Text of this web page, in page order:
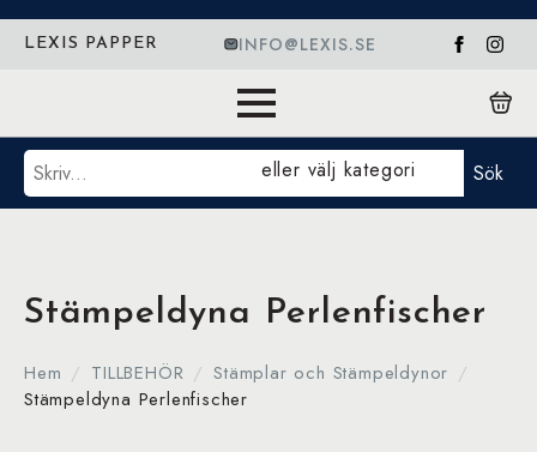
LEXIS PAPPER INFO@LEXIS.SE
Sök eller välj kategori Sök
Stämpeldyna Perlenfischer
Hem TILLBEHÖR
Stämplar och Stämpeldynor
Stämpeldyna Perlenfischer